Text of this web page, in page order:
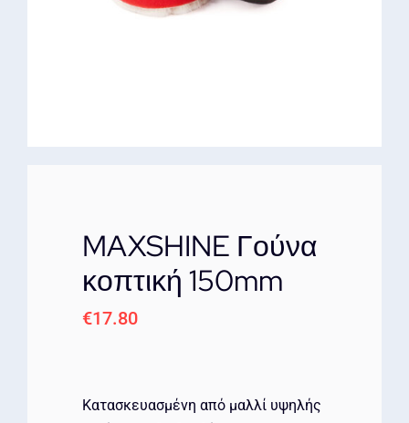
ΕΠΙΚΟΙΝΩΝΙΑ
MAXSHINE Γούνα
κοπτική 150mm
€17.80
Kατασκευασμένη από μαλλί υψηλής